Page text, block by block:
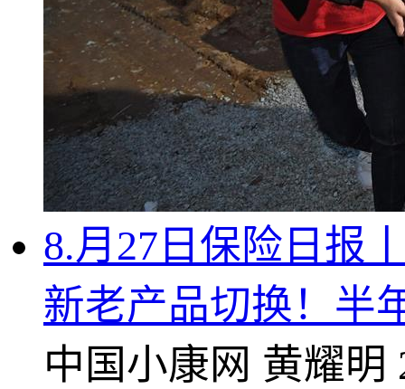
8.月27日保险日报
新老产品切换！半
中国小康网 黄耀明